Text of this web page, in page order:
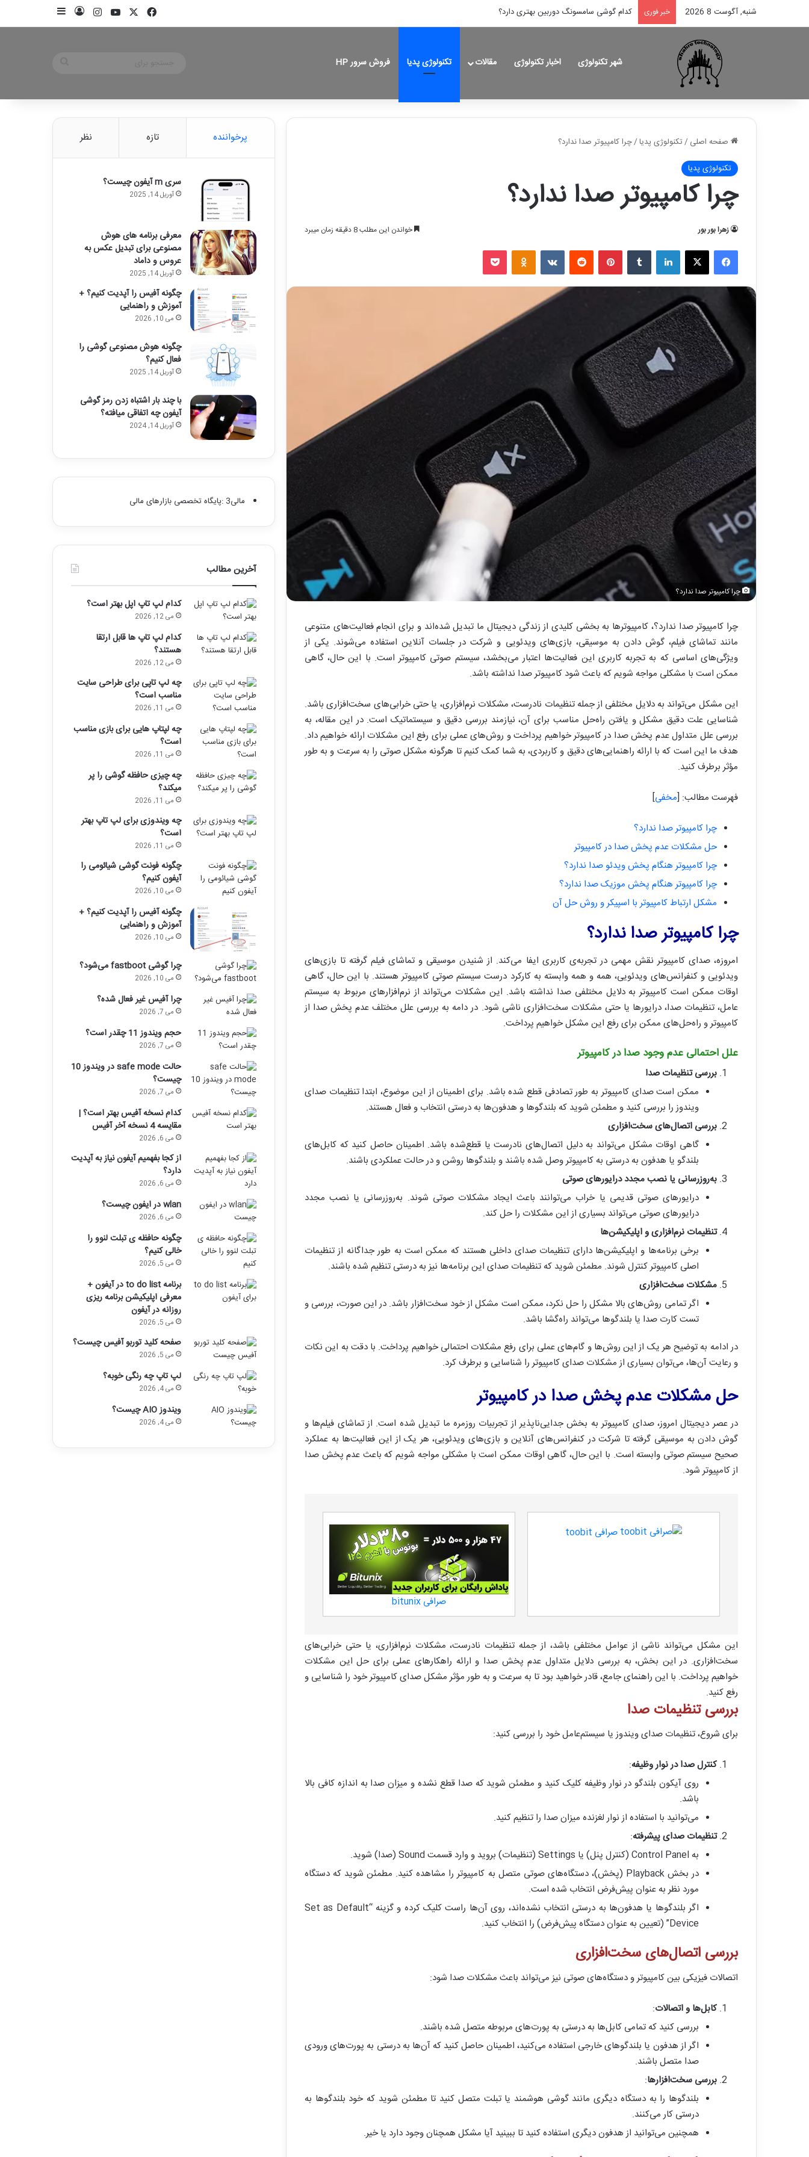
شنبه, آگوست 8 2026 خبر فوری کدام گوشی سامسونگ دوربین بهتری دارد؟ فیسبوک یوتیوباینستاگرام
ورودسایدبار
شهر تکنولوژی اخبار تکنولوژی مقالات تکنولوژی پدیا فروش سرور HP
صفحه اصلی /تکنولوژی پدیا/چرا کامپیوتر صدا ندارد؟
تکنولوژی پدیا
چرا کامپیوتر صدا ندارد؟
زهرا بور بور خواندن این مطلب 8 دقیقه زمان میبرد
فیسبوک X لینکدین تامبلر پینترستردیت VKontakte
‫Odnoklassniki
پاکت
چرا کامپیوتر صدا ندارد؟
چرا کامپیوتر صدا ندارد؟، کامپیوترها به بخشی کلیدی از زندگی دیجیتال ما تبدیل شده‌اند و برای انجام فعالیت‌های متنوعی
مانند تماشای فیلم، گوش دادن به موسیقی، بازی‌های ویدئویی و شرکت در جلسات آنلاین استفاده می‌شوند. یکی از
ویژگی‌های اساسی که به تجربه کاربری این فعالیت‌ها اعتبار می‌بخشد، سیستم صوتی کامپیوتر است. با این حال، گاهی
ممکن است با مشکلی مواجه شویم که باعث شود کامپیوتر صدا نداشته باشد.
این مشکل می‌تواند به دلایل مختلفی از جمله تنظیمات نادرست، مشکلات نرم‌افزاری، یا حتی خرابی‌های سخت‌افزاری باشد.
شناسایی علت دقیق مشکل و یافتن راه‌حل مناسب برای آن، نیازمند بررسی دقیق و سیستماتیک است. در این مقاله، به
بررسی علل متداول عدم پخش صدا در کامپیوتر خواهیم پرداخت و روش‌های عملی برای رفع این مشکلات ارائه خواهیم داد.
هدف ما این است که با ارائه راهنمایی‌های دقیق و کاربردی، به شما کمک کنیم تا هرگونه مشکل صوتی را به سرعت و به طور
مؤثر برطرف کنید.
فهرست مطالب: [مخفی]
چرا کامپیوتر صدا ندارد؟
حل مشکلات عدم پخش صدا در کامپیوتر
چرا کامپیوتر هنگام پخش ویدئو صدا ندارد؟
چرا کامپیوتر هنگام پخش موزیک صدا ندارد؟
مشکل ارتباط کامپیوتر با اسپیکر و روش حل آن
چرا کامپیوتر صدا ندارد؟
امروزه، صدای کامپیوتر نقش مهمی در تجربه‌ی کاربری ایفا می‌کند. از شنیدن موسیقی و تماشای فیلم گرفته تا بازی‌های
ویدئویی و کنفرانس‌های ویدئویی، همه و همه وابسته به کارکرد درست سیستم صوتی کامپیوتر هستند. با این حال، گاهی
اوقات ممکن است کامپیوتر به دلایل مختلفی صدا نداشته باشد. این مشکلات می‌تواند از نرم‌افزارهای مربوط به سیستم
عامل، تنظیمات صدا، درایورها یا حتی مشکلات سخت‌افزاری ناشی شود. در دامه به بررسی علل مختلف عدم پخش صدا از
کامپیوتر و راه‌حل‌های ممکن برای رفع این مشکل خواهیم پرداخت.
علل احتمالی عدم وجود صدا در کامپیوتر
بررسی تنظیمات صدا
ممکن است صدای کامپیوتر به طور تصادفی قطع شده باشد. برای اطمینان از این موضوع، ابتدا تنظیمات صدای
ویندوز را بررسی کنید و مطمئن شوید که بلندگوها و هدفون‌ها به درستی انتخاب و فعال هستند.
بررسی اتصال‌های سخت‌افزاری
گاهی اوقات مشکل می‌تواند به دلیل اتصال‌های نادرست یا قطع‌شده باشد. اطمینان حاصل کنید که کابل‌های
بلندگو یا هدفون به درستی به کامپیوتر وصل شده باشند و بلندگوها روشن و در حالت عملکردی باشند.
به‌روزرسانی یا نصب مجدد درایورهای صوتی
درایورهای صوتی قدیمی یا خراب می‌توانند باعث ایجاد مشکلات صوتی شوند. به‌روزرسانی یا نصب مجدد
درایورهای صوتی می‌تواند بسیاری از این مشکلات را حل کند.
تنظیمات نرم‌افزاری و اپلیکیشن‌ها
برخی برنامه‌ها و اپلیکیشن‌ها دارای تنظیمات صدای داخلی هستند که ممکن است به طور جداگانه از تنظیمات
اصلی کامپیوتر کنترل شوند. مطمئن شوید که تنظیمات صدای این برنامه‌ها نیز به درستی تنظیم شده باشند.
مشکلات سخت‌افزاری
اگر تمامی روش‌های بالا مشکل را حل نکرد، ممکن است مشکل از خود سخت‌افزار باشد. در این صورت، بررسی و
تست کارت صدا یا بلندگوها می‌تواند راه‌گشا باشد.
در ادامه به توضیح هر یک از این روش‌ها و گام‌های عملی برای رفع مشکلات احتمالی خواهیم پرداخت. با دقت به این نکات
و رعایت آن‌ها، می‌توان بسیاری از مشکلات صدای کامپیوتر را شناسایی و برطرف کرد.
حل مشکلات عدم پخش صدا در کامپیوتر
در عصر دیجیتال امروز، صدای کامپیوتر به بخش جدایی‌ناپذیر از تجربیات روزمره ما تبدیل شده است. از تماشای فیلم‌ها و
گوش دادن به موسیقی گرفته تا شرکت در کنفرانس‌های آنلاین و بازی‌های ویدئویی، هر یک از این فعالیت‌ها به عملکرد
صحیح سیستم صوتی وابسته است. با این حال، گاهی اوقات ممکن است با مشکلی مواجه شویم که باعث عدم پخش صدا
از کامپیوتر شود.
صرافی toobit
صرافی bitunix
این مشکل می‌تواند ناشی از عوامل مختلفی باشد، از جمله تنظیمات نادرست، مشکلات نرم‌افزاری، یا حتی خرابی‌های
سخت‌افزاری. در این بخش، به بررسی دلایل متداول عدم پخش صدا و ارائه راهکارهای عملی برای حل این مشکلات
خواهیم پرداخت. با این راهنمای جامع، قادر خواهید بود تا به سرعت و به طور مؤثر مشکل صدای کامپیوتر خود را شناسایی و
رفع کنید.
بررسی تنظیمات صدا
برای شروع، تنظیمات صدای ویندوز یا سیستم‌عامل خود را بررسی کنید:
کنترل صدا در نوار وظیفه:
روی آیکون بلندگو در نوار وظیفه کلیک کنید و مطمئن شوید که صدا قطع نشده و میزان صدا به اندازه کافی بالا
باشد.
می‌توانید با استفاده از نوار لغزنده میزان صدا را تنظیم کنید.
تنظیمات صدای پیشرفته:
به Control Panel (کنترل پنل) یا Settings (تنظیمات) بروید و وارد قسمت Sound (صدا) شوید.
در بخش Playback (پخش)، دستگاه‌های صوتی متصل به کامپیوتر را مشاهده کنید. مطمئن شوید که دستگاه
مورد نظر به عنوان پیش‌فرض انتخاب شده است.
اگر بلندگوها یا هدفون‌ها به درستی انتخاب نشده‌اند، روی آن‌ها راست کلیک کرده و گزینه “Set as Default
Device” (تعیین به عنوان دستگاه پیش‌فرض) را انتخاب کنید.
بررسی اتصال‌های سخت‌افزاری
اتصالات فیزیکی بین کامپیوتر و دستگاه‌های صوتی نیز می‌تواند باعث مشکلات صدا شود:
کابل‌ها و اتصالات:
بررسی کنید که تمامی کابل‌ها به درستی به پورت‌های مربوطه متصل شده باشند.
اگر از هدفون یا بلندگوهای خارجی استفاده می‌کنید، اطمینان حاصل کنید که آن‌ها به درستی به پورت‌های ورودی
صدا متصل باشند.
بررسی سخت‌افزارها:
بلندگوها را به دستگاه دیگری مانند گوشی هوشمند یا تبلت متصل کنید تا مطمئن شوید که خود بلندگوها به
درستی کار می‌کنند.
همچنین می‌توانید از هدفون دیگری استفاده کنید تا ببینید آیا مشکل همچنان وجود دارد یا خیر.
پرخواننده تازه نظر
سری m آیفون چیست؟
آوریل 14, 2025
معرفی برنامه های هوش
مصنوعی برای تبدیل عکس به
عروس و داماد
آوریل 14, 2025
چگونه آفیس را آپدیت کنیم؟ +
آموزش و راهنمایی
می 10, 2026
چگونه هوش مصنوعی گوشی را
فعال کنیم؟
آوریل 14, 2025
با چند بار اشتباه زدن رمز گوشی
آیفون چه اتفاقی میافته؟
آوریل 14, 2024
مالی3 :پایگاه تخصصی بازارهای مالی
آخرین مطالب
کدام لپ تاپ اپل بهتر است؟
می 12, 2026
کدام لپ تاپ ها قابل ارتقا
هستند؟
می 12, 2026
چه لپ تاپی برای طراحی سایت
مناسب است؟
می 11, 2026
چه لپتاپ هایی برای بازی مناسب
است؟
می 11, 2026
چه چیزی حافظه گوشی را پر
میکند؟
می 11, 2026
چه ویندوزی برای لپ تاپ بهتر
است؟
می 11, 2026
چگونه فونت گوشی شیائومی را
آیفون کنیم؟
می 10, 2026
چگونه آفیس را آپدیت کنیم؟ +
آموزش و راهنمایی
می 10, 2026
چرا گوشی fastboot می‌شود؟
می 10, 2026
چرا آفیس غیر فعال شده؟
می 7, 2026
حجم ویندوز 11 چقدر است؟
می 7, 2026
حالت safe mode در ویندوز 10
چیست؟
می 7, 2026
کدام نسخه آفیس بهتر است؟ |
مقایسه 4 نسخه آخر آفیس
می 6, 2026
از کجا بفهمیم آیفون نیاز به آپدیت
دارد؟
می 6, 2026
wlan در ایفون چیست؟
می 6, 2026
چگونه حافظه ی تبلت لنوو را
خالی کنیم؟
می 5, 2026
برنامه to do list در آیفون +
معرفی اپلیکیشن برنامه ریزی
روزانه در آیفون
می 5, 2026
صفحه کلید توربو آفیس چیست؟
می 5, 2026
لپ تاپ چه رنگی خوبه؟
می 4, 2026
ویندوز AIO چیست؟
می 4, 2026